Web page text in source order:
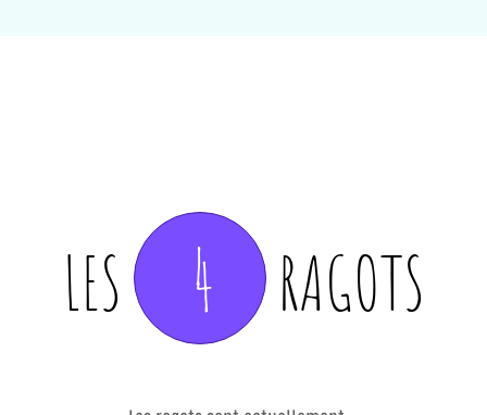
LES 4 RAGOTS